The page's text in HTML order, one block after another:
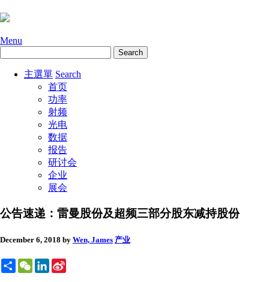
Menu
主選單 Search
首页
功率
射频
光电
数据
报告
研讨会
企业
展会
公告速递：雷曼股份及超频三部分股东减持股份
December 6, 2018 by Wen, James 产业
ShareWeChatLinkedIn